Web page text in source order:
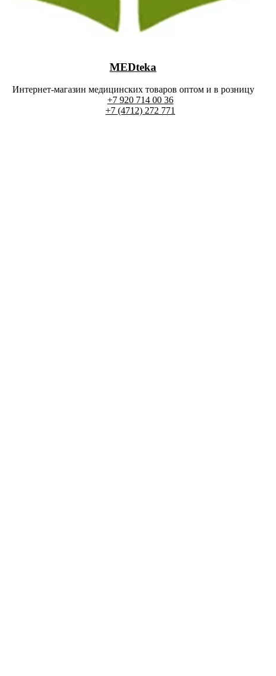
MEDteka
Интернет-магазин медицинских товаров оптом и в розницу
+7 920 714 00 36
+7 (4712) 272 771